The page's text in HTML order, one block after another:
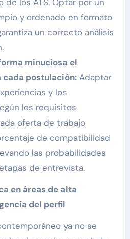
y ordenado en formato
un correcto análisis
minuciosa el
postulación:Adaptar
y los
los requisitos
oferta de trabajo
de compatibilidad
las probabilidades
de entrevista.
en áreas de alta
del perfil
ya no se